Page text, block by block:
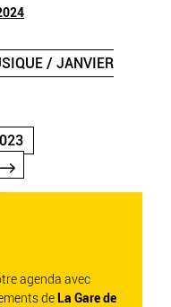
/ JANVIER
agenda avec
de La Gare de